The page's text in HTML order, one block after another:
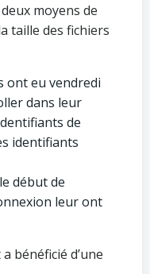
moyens de
taille des fichiers
ont eu vendredi
dans leur
de
identifiants
début de
leur ont
bénéficié d’une